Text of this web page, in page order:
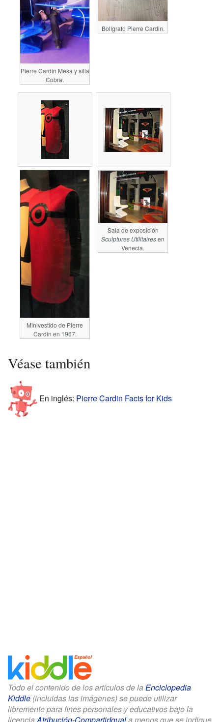
Pierre Cardin Mesa y silla
Cobra.
Bolígrafo Pierre Cardin.
Minivestido de Pierre
Cardin en 1967.
Sala de exposición
Sculptures Utilitairesen
Venecia.
Véase también
En inglés: Pierre Cardin Facts for Kids
Todo el contenido de los artículos de la Enciclopedia
Kiddle (incluidas las imágenes) se puede utilizar
libremente para fines personales y educativos bajo la